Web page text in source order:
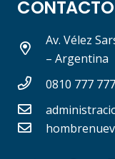
CONTACTO
Av. Vélez
– Argentina
0810 777